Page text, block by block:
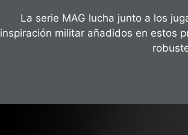
La serie MAG lucha junto a los
inspiración militar añadidos en estos